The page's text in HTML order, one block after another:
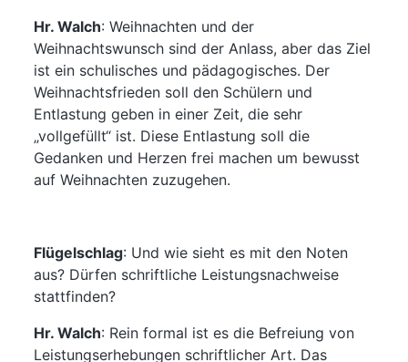
Hr. Walch: Weihnachten und der
Weihnachtswunsch sind der Anlass, aber das Ziel
ist ein schulisches und pädagogisches. Der
Weihnachtsfrieden soll den Schülern und
Entlastung geben in einer Zeit, die sehr
„vollgefüllt“ ist. Diese Entlastung soll die
Gedanken und Herzen frei machen um bewusst
auf Weihnachten zuzugehen.
Flügelschlag: Und wie sieht es mit den Noten
aus? Dürfen schriftliche Leistungsnachweise
stattfinden?
Hr. Walch: Rein formal ist es die Befreiung von
Leistungserhebungen schriftlicher Art. Das